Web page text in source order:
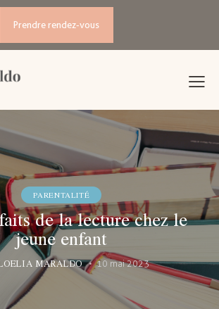
Prendre rendez-vous
PARENTALITÉ
de la lecture chez le
jeune enfant
MARALDO 10 mai 2023